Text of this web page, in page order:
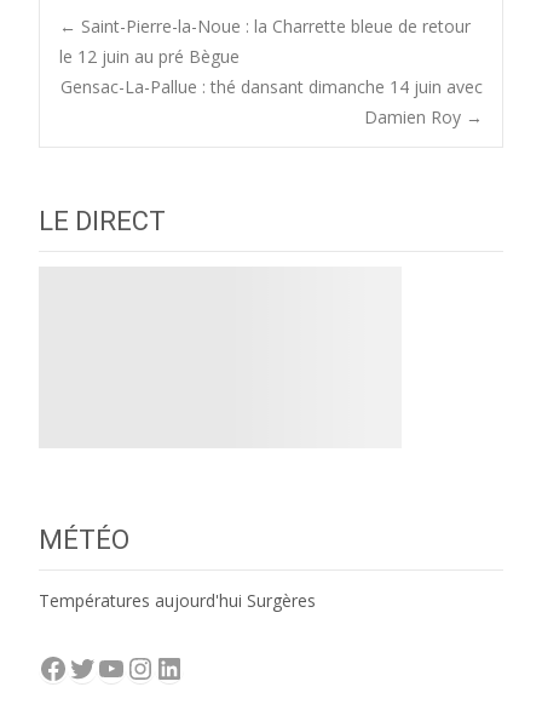
Post
← Saint-Pierre-la-Noue : la Charrette bleue de retour
le 12 juin au pré Bègue
Gensac-La-Pallue : thé dansant dimanche 14 juin avec
Damien Roy →
LE DIRECT
MÉTÉO
Températures aujourd'hui Surgères
Facebook
Twitter
YouTube
Instagram
LinkedIn